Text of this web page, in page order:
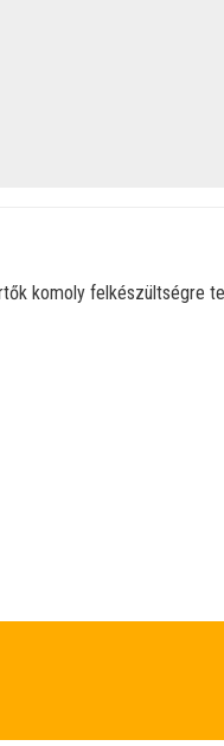
komoly felkészültségre